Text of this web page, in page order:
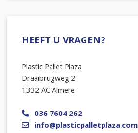
HEEFT U VRAGEN?
Plastic Pallet Plaza
Draaibrugweg 2
1332 AC Almere
036 7604 262
info@plasticpalletplaza.com